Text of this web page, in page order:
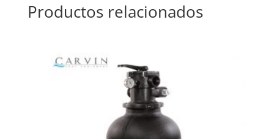
Productos relacionados